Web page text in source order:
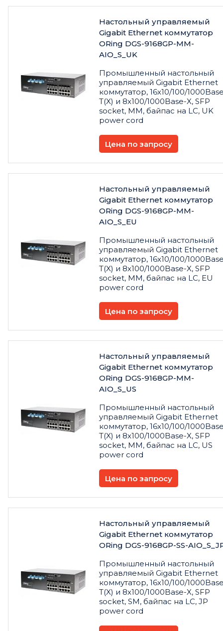
Настольный управляемый
Gigabit Ethernet коммутатор
ORing DGS-9168GP-MM-
AIO_S_UK
Промышленный настольный
управляемый Gigabit Ethernet
коммутатор, 16x10/100/
T(X) и 8x100/1000Base-X, SFP
socket, MM, байпас на LC, UK
power cord
Цена по запросу
Настольный управляемый
Gigabit Ethernet коммутатор
ORing DGS-9168GP-MM-
AIO_S_EU
Промышленный настольный
управляемый Gigabit Ethernet
коммутатор, 16x10/100/
T(X) и 8x100/1000Base-X, SFP
socket, MM, байпас на LC, EU
power cord
Цена по запросу
Настольный управляемый
Gigabit Ethernet коммутатор
ORing DGS-9168GP-MM-
AIO_S_US
Промышленный настольный
управляемый Gigabit Ethernet
коммутатор, 16x10/100/
T(X) и 8x100/1000Base-X, SFP
socket, MM, байпас на LC, US
power cord
Цена по запросу
Настольный управляемый
Gigabit Ethernet коммутатор
ORing DGS-9168GP-SS-
Промышленный настольный
управляемый Gigabit Ethernet
коммутатор, 16x10/100/
T(X) и 8x100/1000Base-X, SFP
socket, SM, байпас на LC, JP
power cord